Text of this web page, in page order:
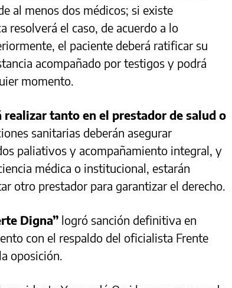
al menos dos médicos; si existe
resolverá el caso, de acuerdo a lo
el paciente deberá ratificar su
acompañado por testigos y podrá
momento.
tanto en el prestador de salud o
sanitarias deberán asegurar
paliativos y acompañamiento integral, y
médica o institucional, estarán
otro prestador para garantizar el derecho.
Digna” logró sanción definitiva en
con el respaldo del oficialista Frente
oposición.